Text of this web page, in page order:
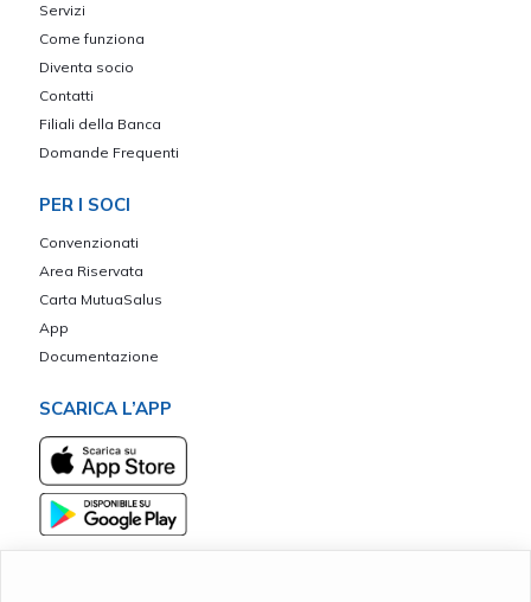
Servizi
Come funziona
Diventa socio
Contatti
Filiali della Banca
Domande Frequenti
PER I SOCI
Convenzionati
Area Riservata
Carta MutuaSalus
App
Documentazione
SCARICA L’APP